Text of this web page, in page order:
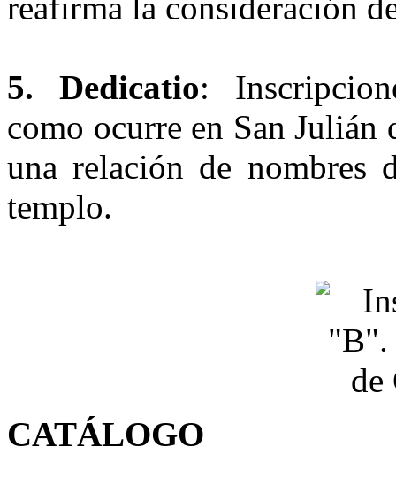
5. Dedicatio:
como ocurre en San Julián
una relación de nombres
templo.
CATÁLOGO